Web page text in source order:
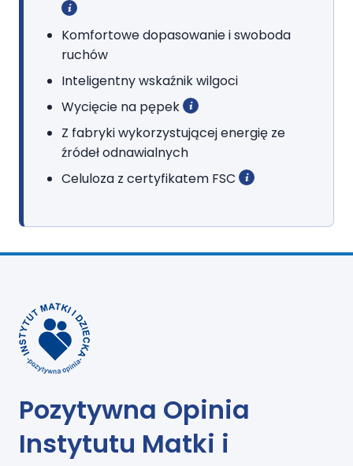
Komfortowe dopasowanie i swoboda
ruchów
Inteligentny wskaźnik wilgoci
Wycięcie na pępek
Z fabryki wykorzystującej energię ze
źródeł odnawialnych
Celuloza z certyfikatem FSC
Pozytywna Opinia
Instytutu Matki i